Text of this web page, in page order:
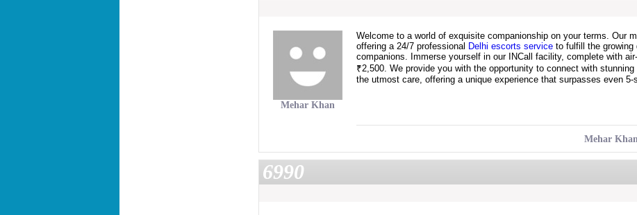
Mehar Khan
Welcome to a world of exquisite companionship on your terms. Our
offering a 24/7 professional Delhi escorts service to fulfill the growing
companions. Immerse yourself in our INCall facility, complete with
₹2,500. We provide you with the opportunity to connect with
the utmost care, offering a unique experience that surpasses even 5-
Mehar
6990